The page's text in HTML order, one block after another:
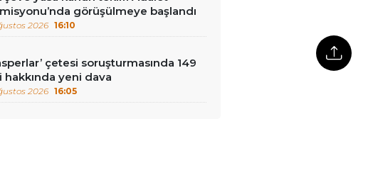
görüşülmeye başlandı
2026 16:10
çetesi soruşturmasında 149
hakkında yeni dava
2026 16:05